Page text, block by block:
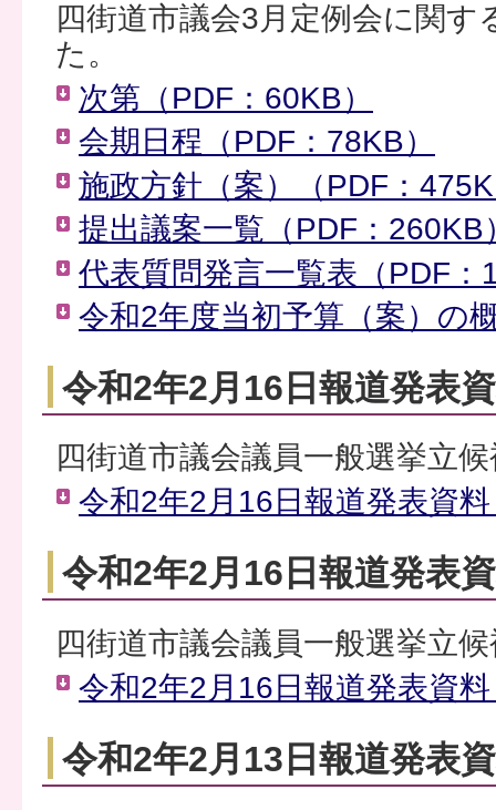
四街道市議会3月定例会に関
た。
次第（PDF：60KB）
会期日程（PDF：78KB）
施政方針（案）（PDF：
提出議案一覧（PDF：260KB
代表質問発言一覧表（PDF：
令和2年度当初予算（案）の
令和2年2月16日報道発表
四街道市議会議員一般選挙立
令和2年2月16日報道発表資
令和2年2月16日報道発表
四街道市議会議員一般選挙立
令和2年2月16日報道発表資
令和2年2月13日報道発表